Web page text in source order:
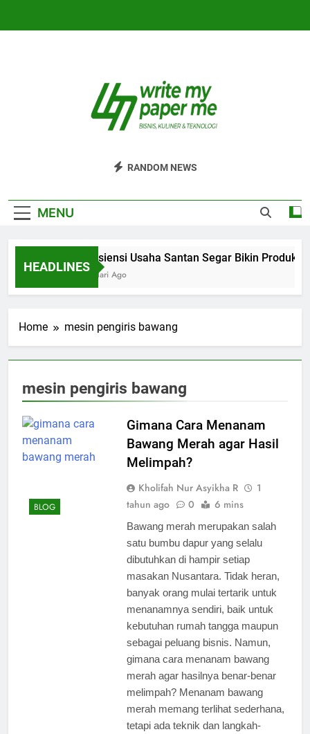
Bisnis, Kuliner, Teknologi
RANDOM NEWS
MENU
HEADLINES
Efisiensi Usaha Santan Segar Bikin Produksi
6 Hari Ago
Home mesin pengiris bawang
mesin pengiris bawang
BLOG
Gimana Cara Menanam
Bawang Merah agar Hasil
Melimpah?
Kholifah Nur Asyikha R
1
tahun ago
0 6 mins
Bawang merah merupakan salah
satu bumbu dapur yang selalu
dibutuhkan di hampir setiap
masakan Nusantara. Tidak heran,
banyak orang mulai tertarik untuk
menanamnya sendiri, baik untuk
kebutuhan rumah tangga maupun
sebagai peluang bisnis. Namun,
gimana cara menanam bawang
merah agar hasilnya benar-benar
melimpah? Menanam bawang
merah memang terlihat sederhana,
tetapi ada teknik dan langkah-